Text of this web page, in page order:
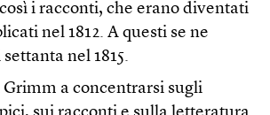
i racconti, che erano diventati
nel 1812. A questi se ne
nel 1815.
Grimm a concentrarsi sugli